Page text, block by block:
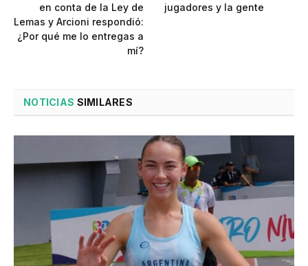
en conta de la Ley de
Lemas y Arcioni respondió:
¿Por qué me lo entregas a
mí?
jugadores y la gente
NOTICIAS SIMILARES